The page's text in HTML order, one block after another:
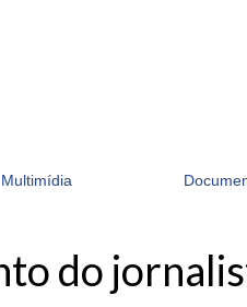
Multimídia
do